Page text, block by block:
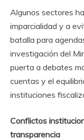
Algunos sectores
imparcialidad y a
batalla para
investigación del
puerta a debates
cuentas y el
instituciones
Conflictos
transparencia